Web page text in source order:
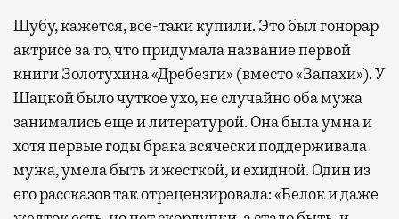
Шубу, кажется, все-таки купили. Это был гонорар
актрисе за то, что придумала название первой
книги Золотухина «Дребезги» (вместо «Запахи»). У
Шацкой было чуткое ухо, не случайно оба мужа
занимались еще и литературой. Она была умна и
хотя первые годы брака всячески поддерживала
мужа, умела быть и жесткой, и ехидной. Один из
его рассказов так отрецензировала: «Белок и даже